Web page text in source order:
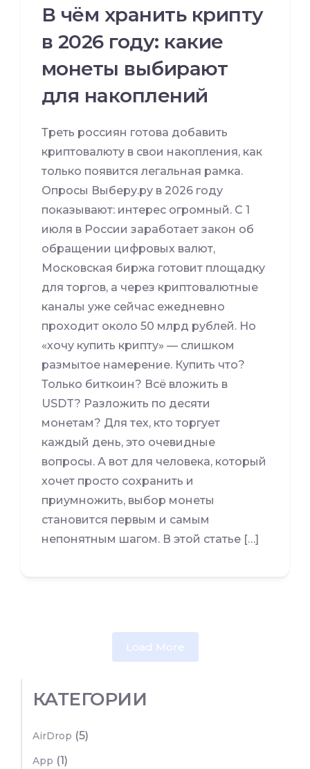
В чём хранить крипту
в 2026 году: какие
монеты выбирают
для накоплений
Треть россиян готова добавить
криптовалюту в свои накопления, как
только появится легальная рамка.
Опросы Выберу.ру в 2026 году
показывают: интерес огромный. С 1
июля в России заработает закон об
обращении цифровых валют,
Московская биржа готовит площадку
для торгов, а через криптовалютные
каналы уже сейчас ежедневно
проходит около 50 млрд рублей. Но
«хочу купить крипту» — слишком
размытое намерение. Купить что?
Только биткоин? Всё вложить в
USDT? Разложить по десяти
монетам? Для тех, кто торгует
каждый день, это очевидные
вопросы. А вот для человека, который
хочет просто сохранить и
приумножить, выбор монеты
становится первым и самым
непонятным шагом. В этой статье […]
Load More
КАТЕГОРИИ
AirDrop (5)
App (1)